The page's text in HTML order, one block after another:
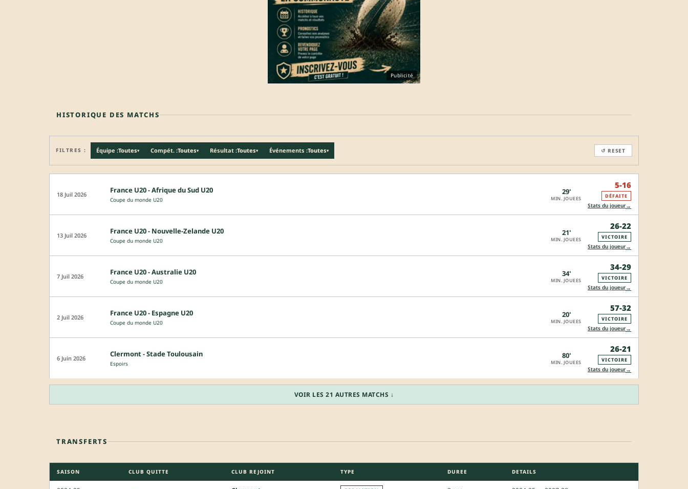
Publicité
HISTORIQUE DES MATCHS
FILTRES : Équipe :Toutes▾ Compét. :Toutes▾ Résultat :Toutes▾ Événements :Toutes▾ ↺ RESET
18 Juil 2026 France U20 - Afrique du Sud U20
Coupe du monde U20
29'
MIN. JOUEES
5-16
DÉFAITE
Stats du joueur→
13 Juil 2026 France U20 - Nouvelle-Zelande U20
Coupe du monde U20
21'
MIN. JOUEES
26-22
VICTOIRE
Stats du joueur→
7 Juil 2026 France U20 - Australie U20
Coupe du monde U20
34'
MIN. JOUEES
34-29
VICTOIRE
Stats du joueur→
2 Juil 2026 France U20 - Espagne U20
Coupe du monde U20
20'
MIN. JOUEES
57-32
VICTOIRE
Stats du joueur→
6 Juin 2026 Clermont - Stade Toulousain
Espoirs
80'
MIN. JOUEES
26-21
VICTOIRE
Stats du joueur→
VOIR LES 21 AUTRES MATCHS ↓
TRANSFERTS
SAISON CLUB QUITTE CLUB REJOINT TYPE DUREE DETAILS